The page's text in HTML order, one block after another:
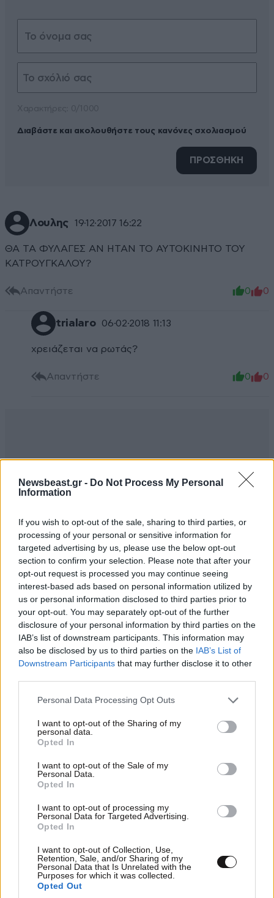
Newsbeast.gr - Do Not Process My Personal
Information
If you wish to opt-out of the sale, sharing to third parties, or
processing of your personal or sensitive information for
targeted advertising by us, please use the below opt-out
section to confirm your selection. Please note that after your
opt-out request is processed you may continue seeing
interest-based ads based on personal information utilized by
us or personal information disclosed to third parties prior to
your opt-out. You may separately opt-out of the further
disclosure of your personal information by third parties on the
IAB’s list of downstream participants. This information may
also be disclosed by us to third parties on the IAB’s List of
Downstream Participants that may further disclose it to other
Please note that this website/app uses one or more Google
not limited to your visit or usage behaviour. You may click to
grant or deny consent to Google and its third-party tags to
use your data for below specified purposes in below Google
consent section.
Personal Data Processing Opt Outs
I want to opt-out of the Sharing of my
personal data.
Opted In
I want to opt-out of the Sale of my
Personal Data.
Opted In
I want to opt-out of processing my
Personal Data for Targeted Advertising.
Opted In
I want to opt-out of Collection, Use,
Retention, Sale, and/or Sharing of my
Personal Data that Is Unrelated with the
Purposes for which it was collected.
Opted Out
Διαβάστε και ακολουθήστε τους κανόνες σχολιασμού
ΠΡΟΣΘΗΚΗ
Λουλης 19·12·2017 16:22
ΘΑ ΤΑ ΦΥΛΑΓΕΣ ΑΝ ΗΤΑΝ ΤΟ ΑΥΤΟΚΙΝΗΤΟ ΤΟΥ
ΚΑΤΡΟΥΓΚΑΛΟΥ?
Απαντήστε 0 0
trialaro 06·02·2018 11:13
χρειάζεται να ρωτάς?
Απαντήστε 0 0
Ετσι απλα... 18·12·2017 20:20
Μπραβο του ...η πραξη του δειχνει οτι υπαρχουν
Απαντήστε 4
TRENDING